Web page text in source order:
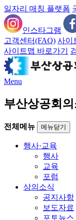
일자리 매칭 플랫폼
인스타그램
고객센터(FAQ) 사이
사이트맵 바로가기
Menu
부산상공회
전체메뉴 메뉴닫기
행사·교육
행사
교육
포럼
상의소식
공지사항
보도자료
포토뉴스